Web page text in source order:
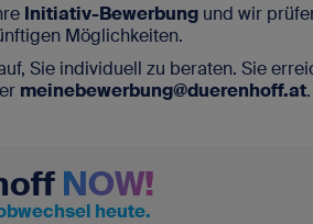
Initiativ-Bewerbung und wir
Möglichkeiten.
Sie individuell zu beraten. Sie
meinebewerbung@duerenhoff.at.
NOW!
heute.